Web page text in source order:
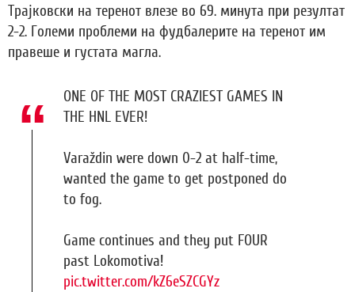
Трајковски на теренот влезе во 69. минута при резултат
2-2. Големи проблеми на фудбалерите на теренот им
правеше и густата магла.
ONE OF THE MOST CRAZIEST GAMES IN
THE HNL EVER!
Varaždin were down 0-2 at half-time,
wanted the game to get postponed do
to fog.
Game continues and they put FOUR
past Lokomotiva!
pic.twitter.com/kZ6eSZCGYz